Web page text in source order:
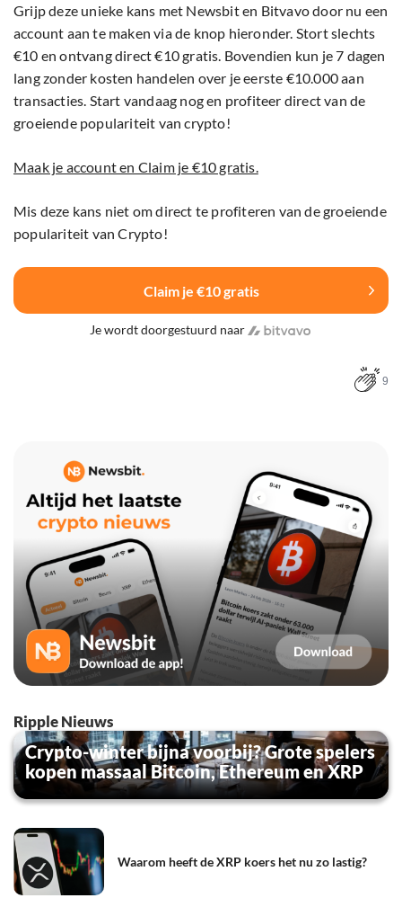
Grijp deze unieke kans met Newsbit en Bitvavo door nu een
account aan te maken via de knop hieronder. Stort slechts
€10 en ontvang direct €10 gratis. Bovendien kun je 7 dagen
lang zonder kosten handelen over je eerste €10.000 aan
transacties. Start vandaag nog en profiteer direct van de
groeiende populariteit van crypto!
Maak je account en Claim je €10 gratis.
Mis deze kans niet om direct te profiteren van de groeiende
populariteit van Crypto!
Claim je €10 gratis
Je wordt doorgestuurd naar
9
Ripple Nieuws
Crypto-winter bijna voorbij? Grote spelers
kopen massaal Bitcoin, Ethereum en XRP
Waarom heeft de XRP koers het nu zo lastig?